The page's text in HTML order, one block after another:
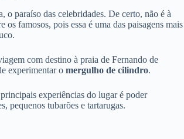
o paraíso das celebridades. De certo, não é à
os famosos, pois essa é uma das paisagens mais
com destino à praia de Fernando de
experimentar o mergulho de cilindro.
experiências do lugar é poder
pequenos tubarões e tartarugas.